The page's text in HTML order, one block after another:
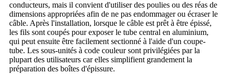
conducteurs, mais il convient d'utiliser des poulies ou des réas de
dimensions appropriées afin de ne pas endommager ou écraser le
câble. Après l'installation, lorsque le câble est prêt à être épissé,
les fils sont coupés pour exposer le tube central en aluminium,
qui peut ensuite être facilement sectionné à l'aide d'un coupe-
tube. Les sous-unités à code couleur sont privilégiées par la
plupart des utilisateurs car elles simplifient grandement la
préparation des boîtes d'épissure.